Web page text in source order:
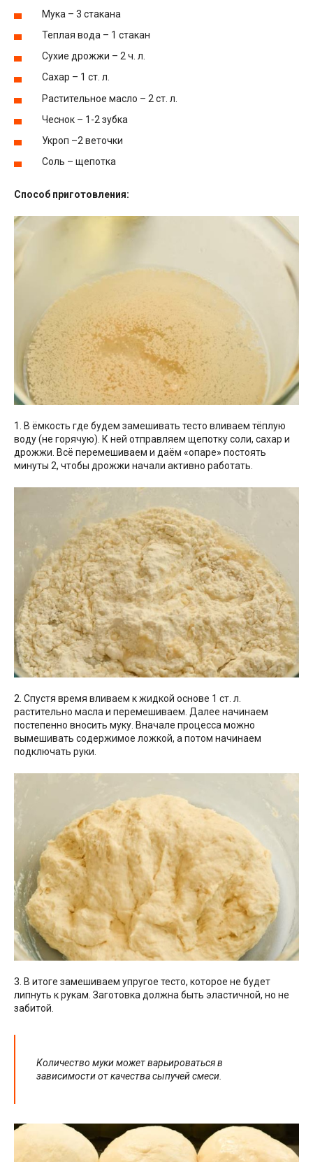
Мука – 3 стакана
Теплая вода – 1 стакан
Сухие дрожжи – 2 ч. л.
Сахар – 1 ст. л.
Растительное масло – 2 ст. л.
Чеснок – 1-2 зубка
Укроп –2 веточки
Соль – щепотка
Способ приготовления:
1. В ёмкость где будем замешивать тесто вливаем тёплую
воду (не горячую). К ней отправляем щепотку соли, сахар и
дрожжи. Всё перемешиваем и даём «опаре» постоять
минуты 2, чтобы дрожжи начали активно работать.
2. Спустя время вливаем к жидкой основе 1 ст. л.
растительно масла и перемешиваем. Далее начинаем
постепенно вносить муку. Вначале процесса можно
вымешивать содержимое ложкой, а потом начинаем
подключать руки.
3. В итоге замешиваем упругое тесто, которое не будет
липнуть к рукам. Заготовка должна быть эластичной, но не
забитой.
Количество муки может варьироваться в
зависимости от качества сыпучей смеси.